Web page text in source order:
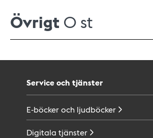
Övrigt 0 st
Service och tjänster
E-böcker och ljudböcker
Digitala tjänster